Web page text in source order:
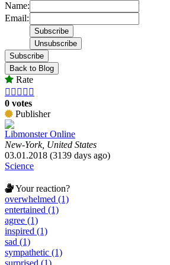
Name:
Email:
Subscribe
Back to Blog
Rate
    
0 votes
Publisher
Libmonster Online
New-York, United States
03.01.2018 (3139 days ago)
Science
Your reaction?
overwhelmed (1)
entertained (1)
agree (1)
inspired (1)
sad (1)
sympathetic (1)
surprised (1)